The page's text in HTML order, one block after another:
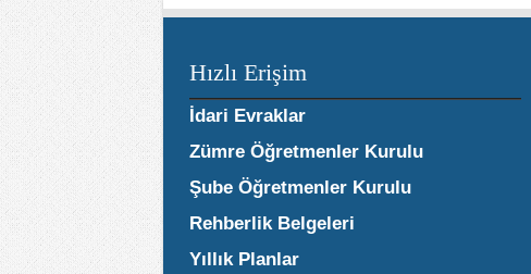
Hızlı Erişim
İdari Evraklar
Zümre Öğretmenler Kurulu
Şube Öğretmenler Kurulu
Rehberlik Belgeleri
Yıllık Planlar